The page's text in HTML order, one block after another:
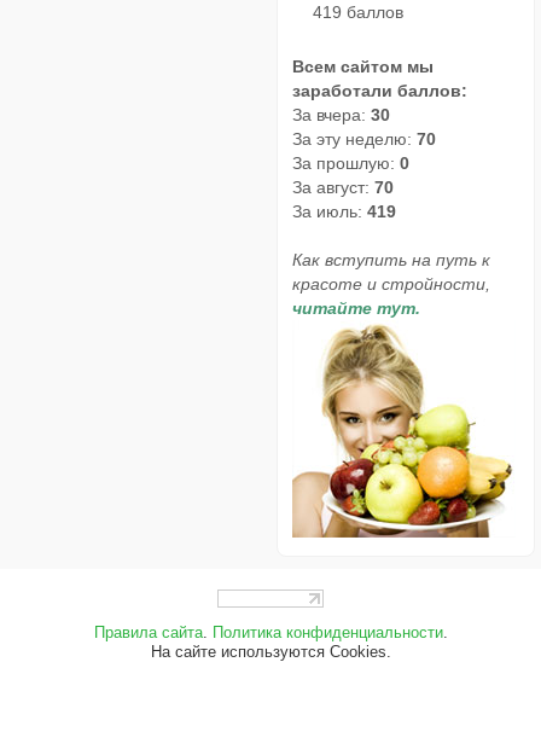
419 баллов
Всем сайтом мы
заработали баллов:
За вчера: 30
За эту неделю: 70
За прошлую: 0
За август: 70
За июль: 419
Как вступить на путь к
красоте и стройности,
читайте тут.
Правила сайта. Политика конфиденциальности.
На сайте используются Cookies.